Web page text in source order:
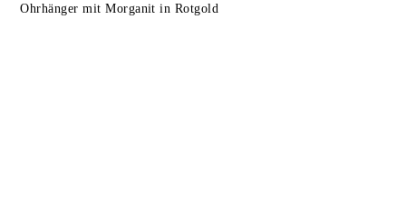
Ohrhänger mit Morganit in Rotgold